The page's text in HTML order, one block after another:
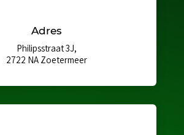
Adres
Philipsstraat 3J,
2722 NA Zoetermeer